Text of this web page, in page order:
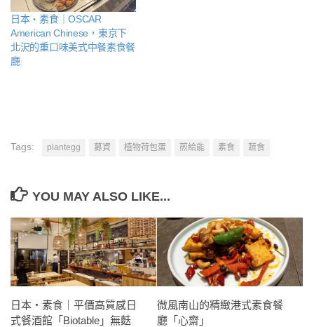
日本・素食｜OSCAR
American Chinese，東京下
北沢的重口味美式中餐素食餐
廳
Tags: plantegg 募資 植物荷包蛋 煎給能 素食 蔬食
YOU MAY ALSO LIKE...
日本・素食｜平價高質感日
式餐酒館「Biotable」無麩
微風南山的精緻港式素食餐
廳「心齋」